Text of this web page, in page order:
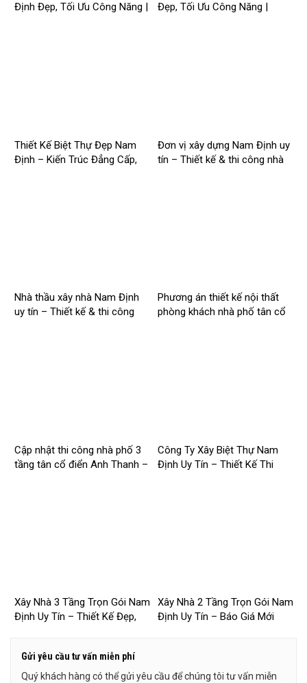
Định Đẹp, Tối Ưu Công Năng |
Đẹp, Tối Ưu Công Năng |
Thiết Kế Biệt Thự Đẹp Nam
Định – Kiến Trúc Đẳng Cấp,
Đơn vị xây dựng Nam Định uy
tín – Thiết kế & thi công nhà
Nhà thầu xây nhà Nam Định
uy tín – Thiết kế & thi công
Phương án thiết kế nội thất
phòng khách nhà phố tân cổ
Cập nhật thi công nhà phố 3
tầng tân cổ điển Anh Thanh –
Công Ty Xây Biệt Thự Nam
Định Uy Tín – Thiết Kế Thi
Xây Nhà 3 Tầng Trọn Gói Nam
Định Uy Tín – Thiết Kế Đẹp,
Xây Nhà 2 Tầng Trọn Gói Nam
Định Uy Tín – Báo Giá Mới
Gửi yêu cầu tư vấn miễn phí
Quý khách hàng có thể gửi yêu cầu để chúng tôi tư vấn miễn